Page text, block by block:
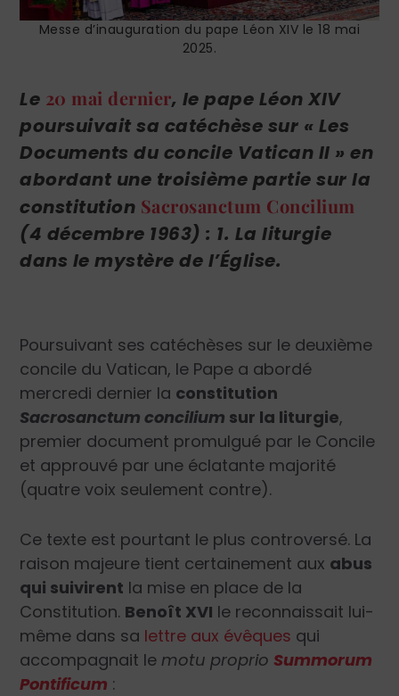
Messe d’inauguration du pape Léon XIV le 18 mai
2025.
Le 20 mai dernier, le pape Léon XIV
poursuivait sa catéchèse sur « Les
Documents du concile Vatican II » en
abordant une troisième partie sur la
constitution Sacrosanctum Concilium
(4 décembre 1963) : 1. La liturgie
dans le mystère de l’Église.
Poursuivant ses catéchèses sur le deuxième
concile du Vatican, le Pape a abordé
mercredi dernier la constitution
Sacrosanctum concilium sur la liturgie,
premier document promulgué par le Concile
et approuvé par une éclatante majorité
(quatre voix seulement contre).
Ce texte est pourtant le plus controversé. La
raison majeure tient certainement aux abus
qui suivirent la mise en place de la
Constitution. Benoît XVI le reconnaissait lui-
même dans sa lettre aux évêques qui
accompagnait le motu proprio Summorum
Pontificum :